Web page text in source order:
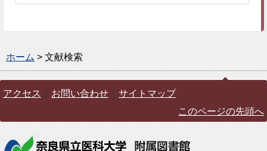
ホーム > 文献検索
アクセス お問い合わせ
サイトマップ
このページの先頭へ